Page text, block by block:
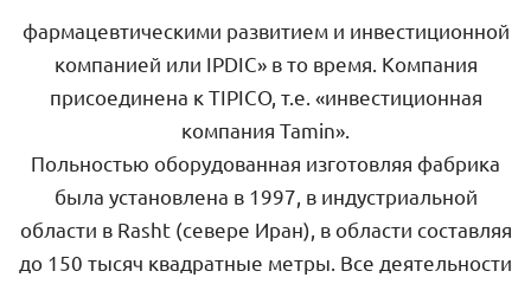
фармацевтическими развитием и инвестиционной
компанией или IPDIC» в то время. Компания
присоединена к TIPICO, т.е. «инвестиционная
компания Tamin».
Польностью оборудованная изготовляя фабрика
была установлена в 1997, в индустриальной
области в Rasht (севере Иран), в области составляя
до 150 тысяч квадратные метры. Все деятельности